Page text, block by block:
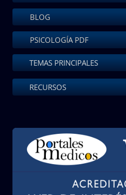
BLOG
PSICOLOGÍA PDF
TEMAS PRINCIPALES
RECURSOS